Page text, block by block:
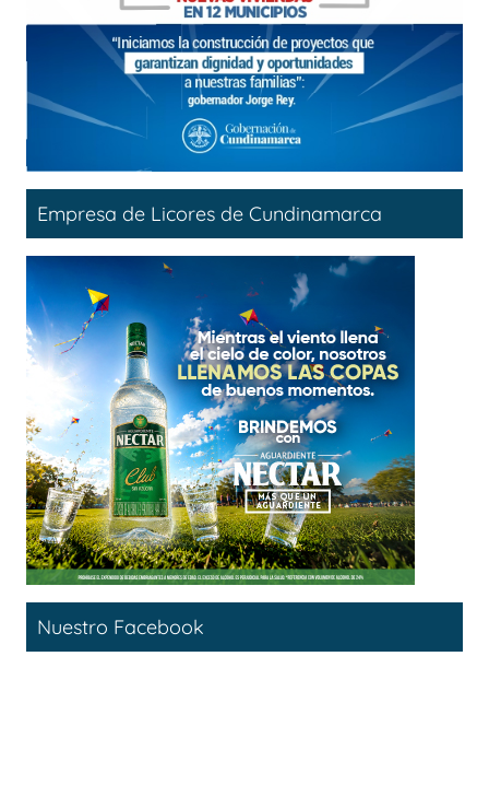
Empresa de Licores de Cundinamarca
Nuestro Facebook